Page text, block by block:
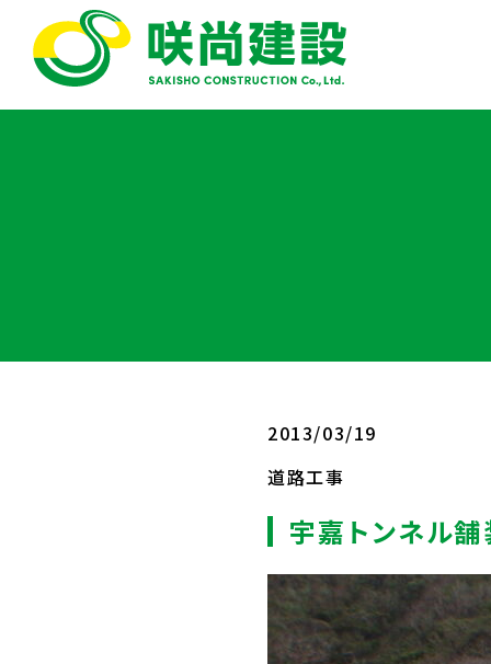
2013/03/19
道路工事
宇嘉トンネル